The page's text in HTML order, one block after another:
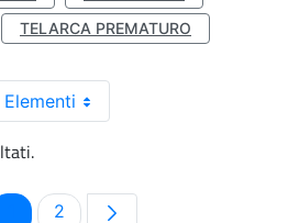
TELARCA PREMATURO
Elementi
PaginaPagina
2